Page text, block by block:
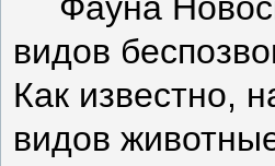
видов
Как известно,
видов